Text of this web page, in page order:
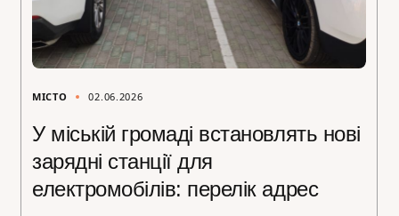
МІСТО 02.06.2026
У міській громаді встановлять нові
зарядні станції для
електромобілів: перелік адрес